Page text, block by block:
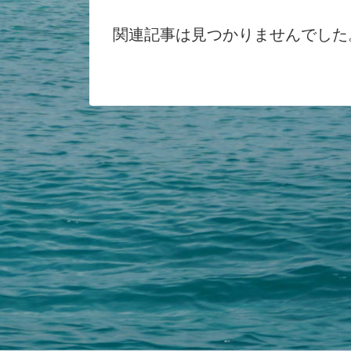
関連記事は見つかりませんでし